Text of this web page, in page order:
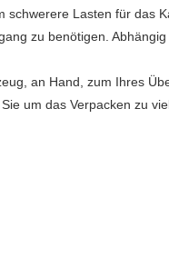
Lasten für das
zu benötigen.
an Hand, zum Ihres
um das Verpacken zu